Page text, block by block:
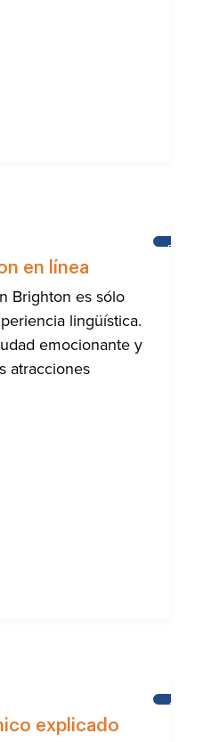
en línea
Brighton es sólo
lingüística.
emocionante y
atracciones
AYUDA
explicado